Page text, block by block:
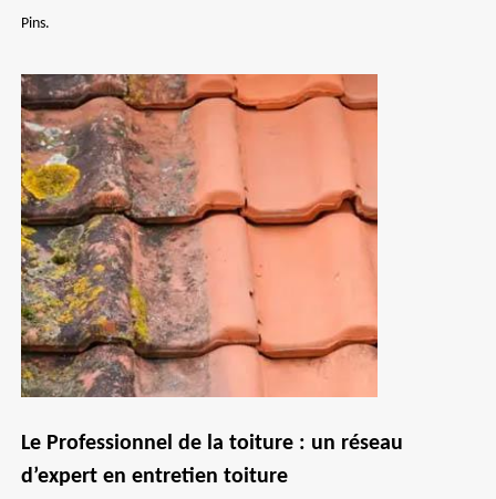
Pins.
Le Professionnel de la toiture : un réseau
d’expert en entretien toiture